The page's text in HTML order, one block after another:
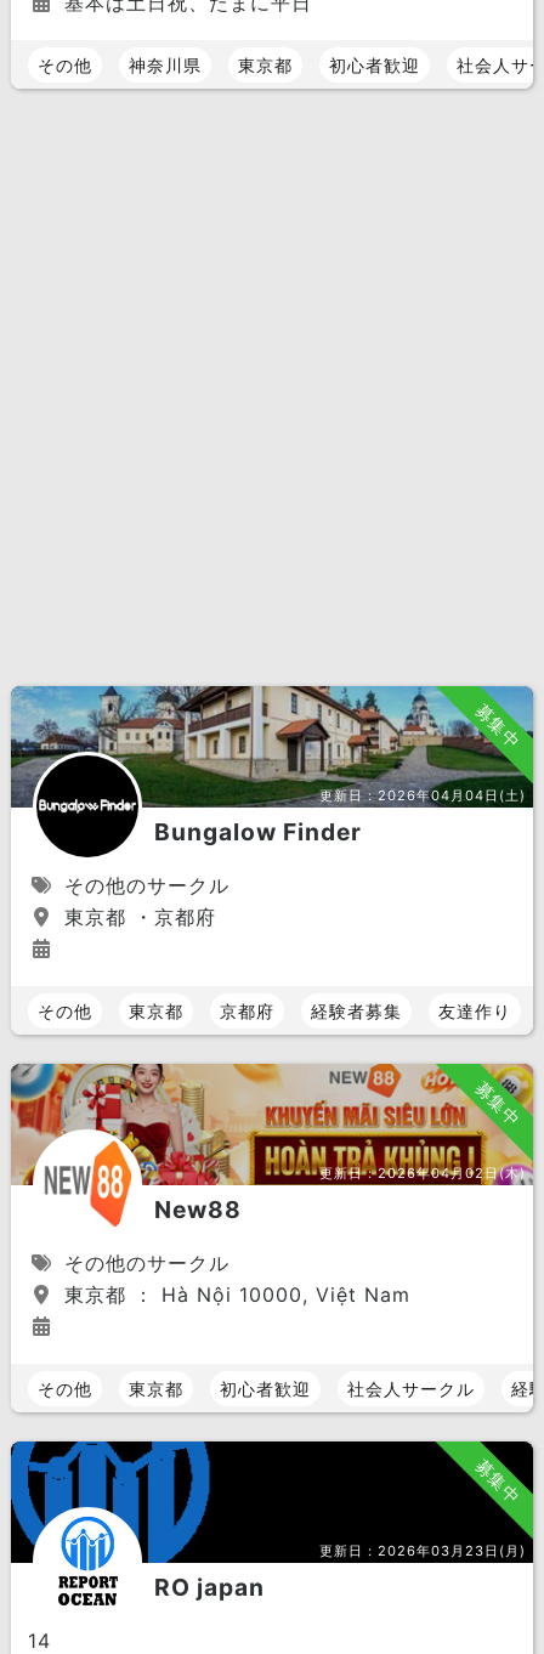
その他 神奈川県 東京都 初心者歓迎 社会人サ
募集中
更新日：2026年04月04日(土)
Bungalow Finder
その他のサークル
東京都 ・京都府
その他 東京都 京都府 経験者募集 友達作り
募集中
更新日：2026年04月02日(木)
New88
その他のサークル
東京都 ： Hà Nội 10000, Việt Nam
その他 東京都 初心者歓迎 社会人サークル 経
募集中
更新日：2026年03月23日(月)
RO japan
14